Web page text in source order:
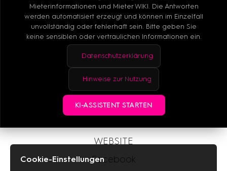
Mieterinformationen und Mieter WIKI. Die Antworten
werden automatisiert erzeugt und können im Einzelfall
unvollständig oder fehlerhaft sein. Bitte geben Sie
keine sensiblen oder vertraulichen Informationen ein.
Datenschutzerklärung
Hinweise zur Nutzung
KI-ASSISTENT STARTEN
Cookie-Einstellungen
Mo - Sa: 10:00 - 20:00 UHR
+49-030-44793429
WEBSITE
Facebook